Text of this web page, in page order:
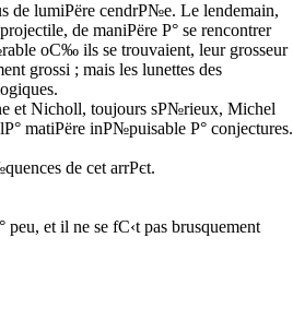
de lumiРёre cendrР№e. Le lendemain,
de maniРёre Р° se rencontrer
oС‰ ils se trouvaient, leur grosseur
grossi ; mais les lunettes des
et Nicholl, toujours sР№rieux, Michel
matiРёre inР№puisable Р° conjectures.
de cet arrРєt.
et il ne se fС‹t pas brusquement